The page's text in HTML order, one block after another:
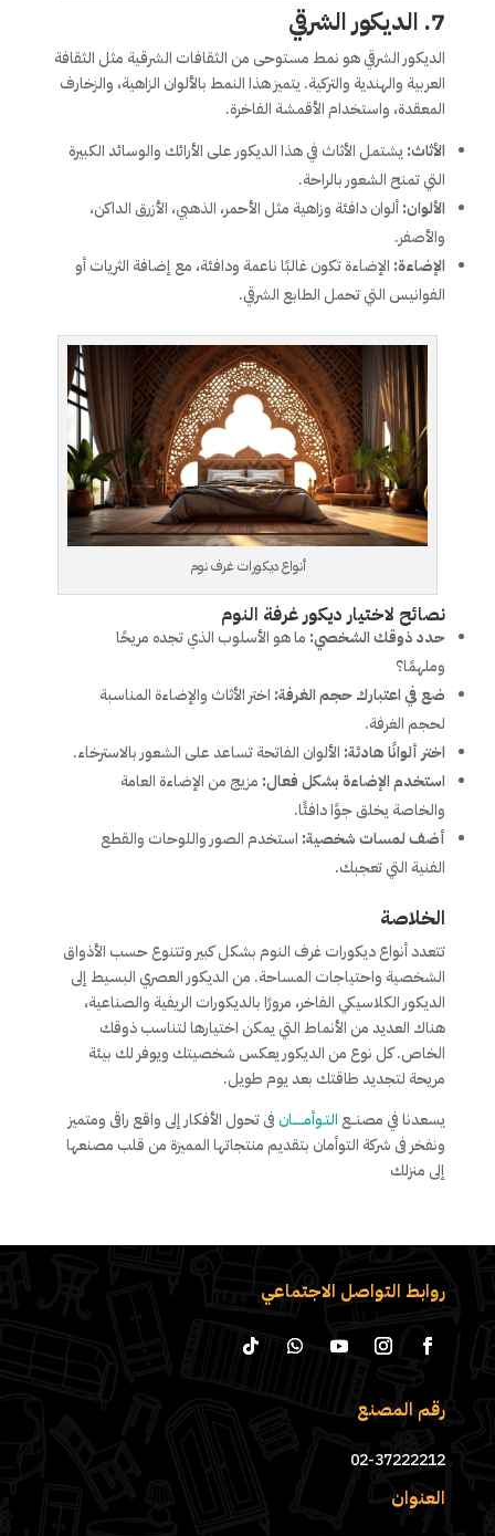
7. الديكور الشرقي
الديكور الشرقي هو نمط مستوحى من الثقافات الشرقية مثل الثقافة
العربية والهندية والتركية. يتميز هذا النمط بالألوان الزاهية، والزخارف
المعقدة، واستخدام الأقمشة الفاخرة.
الأثاث: يشتمل الأثاث في هذا الديكور على الأرائك والوسائد الكبيرة
التي تمنح الشعور بالراحة.
الألوان:ألوان دافئة وزاهية مثل الأحمر، الذهبي، الأزرق الداكن،
والأصفر.
الإضاءة: الإضاءة تكون غالبًا ناعمة ودافئة، مع إضافة الثريات أو
الفوانيس التي تحمل الطابع الشرقي.
أنواع ديكورات غرف نوم
نصائح لاختيار ديكور غرفة النوم
حدد ذوقك الشخصي: ما هو الأسلوب الذي تجده مريحًا
وملهمًا؟
ضع في اعتبارك حجم الغرفة: اختر الأثاث والإضاءة المناسبة
لحجم الغرفة.
اختر ألوانًا هادئة: الألوان الفاتحة تساعد على الشعور بالاسترخاء.
استخدم الإضاءة بشكل فعال: مزيج من الإضاءة العامة
والخاصة يخلق جوًا دافئًا.
أضف لمسات شخصية: استخدم الصور واللوحات والقطع
الفنية التي تعجبك.
الخلاصة
تتعدد أنواع ديكورات غرف النوم بشكل كبير وتتنوع حسب الأذواق
الشخصية واحتياجات المساحة. من الديكور العصري البسيط إلى
الديكور الكلاسيكي الفاخر، مرورًا بالديكورات الريفية والصناعية،
هناك العديد من الأنماط التي يمكن اختيارها لتناسب ذوقك
الخاص. كل نوع من الديكور يعكس شخصيتك ويوفر لك بيئة
مريحة لتجديد طاقتك بعد يوم طويل.
يسعدنا في مصنــع التـوأمـــــانفى تحول الأفكار إلى واقع راقى ومتميز
ونفخر فى شركة التوأمان بتقديم منتجاتها المميزة من قلب مصنعها
إلى منزلك
روابط التواصل الاجتماعي
رقم المصنع
02-37222212
العنوان